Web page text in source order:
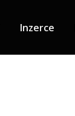
Inzerce